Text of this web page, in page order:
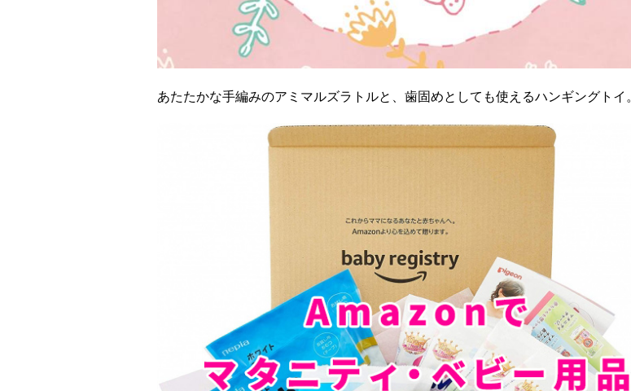
あたたかな手編みのアミマルズラトルと、歯固めとしても使えるハンギングトイ。